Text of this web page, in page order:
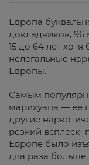
Европа
докладчиков, 96
15 до 64 лет
нелегальные
Европы.
Самым
марихуана — ее
другие
резкий всплеск
Европе было
два раза